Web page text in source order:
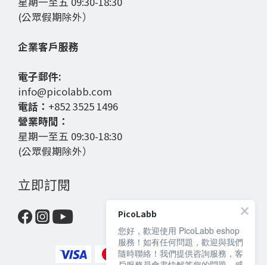
(公眾假期除外）
企業客戶服務
電子郵件:
info@picolabb.com
電話： +852 3525 1496
營業時間：
星期一至五 09:30-18:30
(公眾假期除外）
立即訂閱
PicoLabb
您好，歡迎使用 PicoLabb eshop
服務！如有任何問題，歡迎與我們
隨時聯絡！我們提供咨詢服務，客